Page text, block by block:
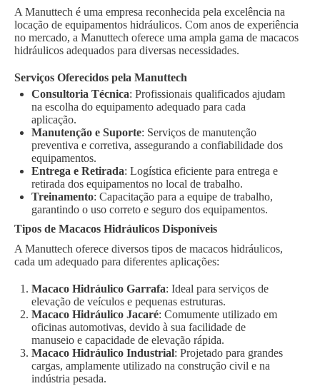
A Manuttech é uma empresa reconhecida pela excelência na
locação de equipamentos hidráulicos. Com anos de experiência
no mercado, a Manuttech oferece uma ampla gama de macacos
hidráulicos adequados para diversas necessidades.
Serviços Oferecidos pela Manuttech
Consultoria Técnica: Profissionais qualificados ajudam
na escolha do equipamento adequado para cada
aplicação.
Manutenção e Suporte: Serviços de manutenção
preventiva e corretiva, assegurando a confiabilidade dos
equipamentos.
Entrega e Retirada: Logística eficiente para entrega e
retirada dos equipamentos no local de trabalho.
Treinamento: Capacitação para a equipe de trabalho,
garantindo o uso correto e seguro dos equipamentos.
Tipos de Macacos Hidráulicos Disponíveis
A Manuttech oferece diversos tipos de macacos hidráulicos,
cada um adequado para diferentes aplicações:
Macaco Hidráulico Garrafa: Ideal para serviços de
elevação de veículos e pequenas estruturas.
Macaco Hidráulico Jacaré: Comumente utilizado em
oficinas automotivas, devido à sua facilidade de
manuseio e capacidade de elevação rápida.
Macaco Hidráulico Industrial: Projetado para grandes
cargas, amplamente utilizado na construção civil e na
indústria pesada.